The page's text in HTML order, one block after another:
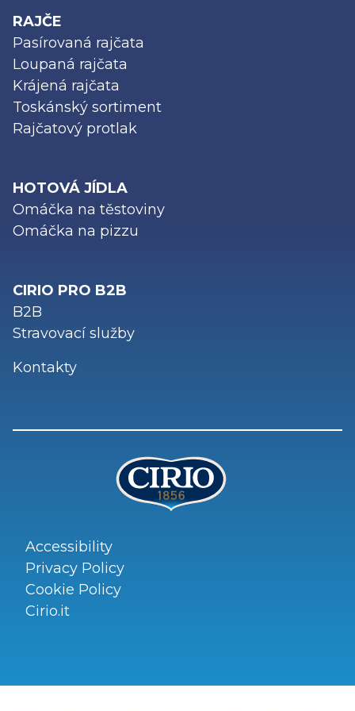
RAJČE
Pasírovaná rajčata
Loupaná rajčata
Krájená rajčata
Toskánský sortiment
Rajčatový protlak
HOTOVÁ JÍDLA
Omáčka na těstoviny
Omáčka na pizzu
CIRIO PRO B2B
B2B
Stravovací služby
Kontakty
Accessibility
Privacy Policy
Cookie Policy
Cirio.it